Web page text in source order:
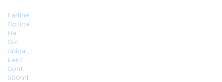
Farline
Optica
Ha
Sol
Unica
Lent
Cont
500ml